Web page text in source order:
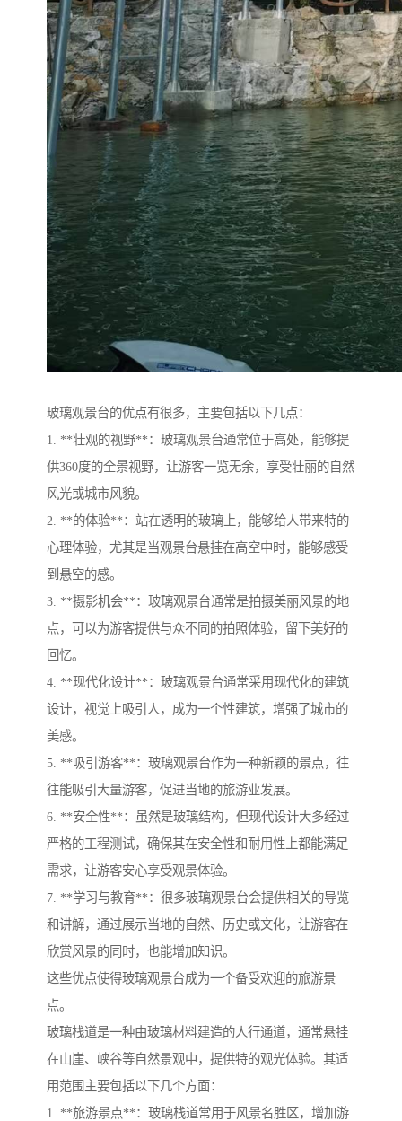
玻璃观景台的优点有很多，主要包括以下几点：
1. **壮观的视野**：玻璃观景台通常位于高处，能够提
供360度的全景视野，让游客一览无余，享受壮丽的自然
风光或城市风貌。
2. **的体验**：站在透明的玻璃上，能够给人带来特的
心理体验，尤其是当观景台悬挂在高空中时，能够感受
到悬空的感。
3. **摄影机会**：玻璃观景台通常是拍摄美丽风景的地
点，可以为游客提供与众不同的拍照体验，留下美好的
回忆。
4. **现代化设计**：玻璃观景台通常采用现代化的建筑
设计，视觉上吸引人，成为一个性建筑，增强了城市的
美感。
5. **吸引游客**：玻璃观景台作为一种新颖的景点，往
往能吸引大量游客，促进当地的旅游业发展。
6. **安全性**：虽然是玻璃结构，但现代设计大多经过
严格的工程测试，确保其在安全性和耐用性上都能满足
需求，让游客安心享受观景体验。
7. **学习与教育**：很多玻璃观景台会提供相关的导览
和讲解，通过展示当地的自然、历史或文化，让游客在
欣赏风景的同时，也能增加知识。
这些优点使得玻璃观景台成为一个备受欢迎的旅游景
点。
玻璃栈道是一种由玻璃材料建造的人行通道，通常悬挂
在山崖、峡谷等自然景观中，提供特的观光体验。其适
用范围主要包括以下几个方面：
1. **旅游景点**：玻璃栈道常用于风景名胜区，增加游